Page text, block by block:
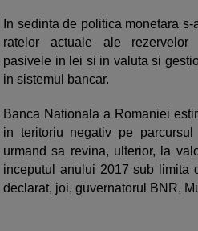
In sedinta de politica monetara
ratelor actuale ale rezervelor
pasivele in lei si in valuta si
in sistemul bancar.
Banca Nationala a Romaniei
in teritoriu negativ pe parcursul
urmand sa revina, ulterior, la
inceputul anului 2017 sub limita
declarat, joi, guvernatorul BNR,